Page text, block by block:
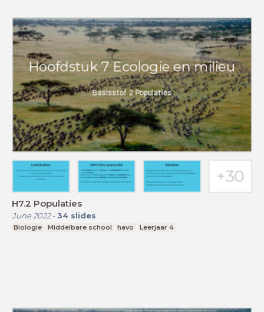
H7.2 Populaties
June 2022- 34 slides
Biologie Middelbare school havo Leerjaar 4